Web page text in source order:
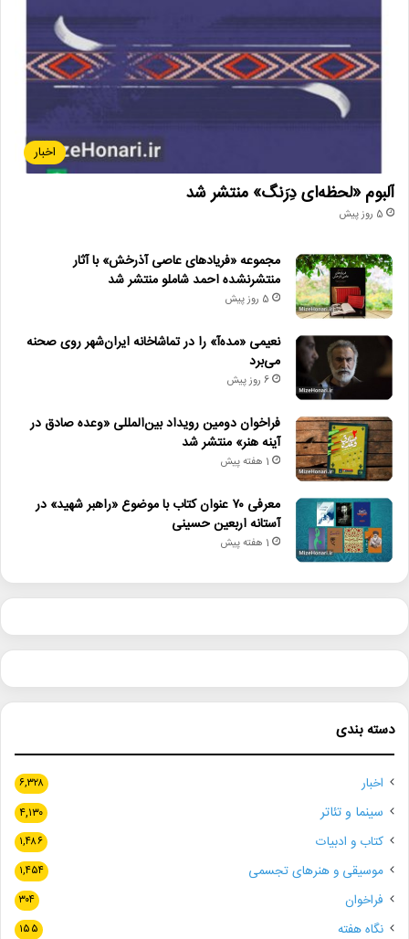
اخبار
آلبوم «لحظه‌ای دِرَنگ» منتشر شد
5 روز پیش
مجموعه «فریادهای عاصی آذرخش» با آثار
منتشرنشده احمد شاملو منتشر شد
5 روز پیش
نعیمی «مده‌آ» را در تماشاخانه ایران‌شهر روی صحنه
می‌برد
6 روز پیش
فراخوان دومین رویداد بین‌المللی «وعده صادق در
آینه هنر» منتشر شد
1 هفته پیش
معرفی ۷۰ عنوان کتاب با موضوع «راهبر شهید» در
آستانه اربعین حسینی
1 هفته پیش
دسته بندی
اخبار ۶,۳۲۸
سینما و تئاتر ۴,۱۳۰
کتاب و ادبیات ۱,۴۸۶
موسیقی و هنرهای تجسمی ۱,۴۵۴
فراخوان ۳۰۴
نگاه هفته ۱۵۵